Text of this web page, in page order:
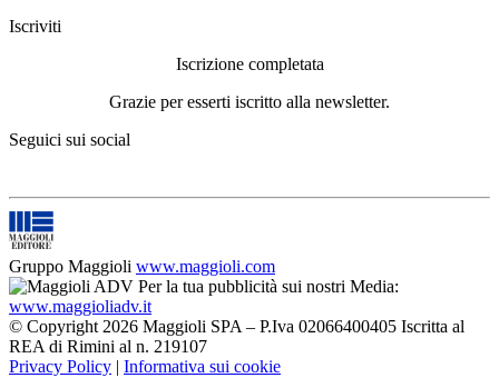
Iscriviti
Iscrizione completata
Grazie per esserti iscritto alla newsletter.
Seguici sui social
Gruppo Maggioli www.maggioli.com
Per la tua pubblicità sui nostri Media:
www.maggioliadv.it
© Copyright 2026 Maggioli SPA – P.Iva 02066400405 Iscritta al
REA di Rimini al n. 219107
Privacy Policy | Informativa sui cookie